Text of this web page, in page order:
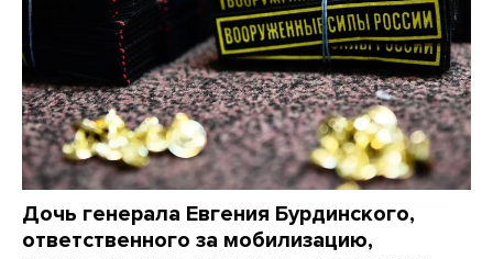
Дочь генерала Евгения Бурдинского,
ответственного за мобилизацию,